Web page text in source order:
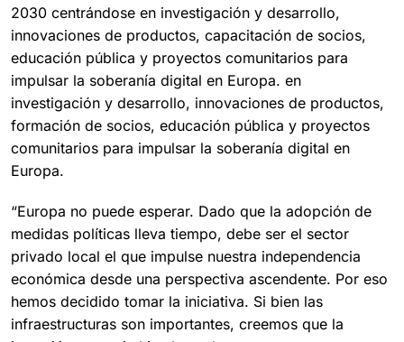
2030 centrándose en investigación y desarrollo,
innovaciones de productos, capacitación de socios,
educación pública y proyectos comunitarios para
impulsar la soberanía digital en Europa. en
investigación y desarrollo, innovaciones de productos,
formación de socios, educación pública y proyectos
comunitarios para impulsar la soberanía digital en
Europa.
“Europa no puede esperar. Dado que la adopción de
medidas políticas lleva tiempo, debe ser el sector
privado local el que impulse nuestra independencia
económica desde una perspectiva ascendente. Por eso
hemos decidido tomar la iniciativa. Si bien las
infraestructuras son importantes, creemos que la